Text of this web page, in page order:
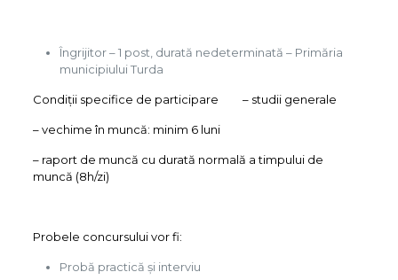
Îngrijitor – 1 post, durată nedeterminată – Primăria
municipiului Turda
Condiţii specifice de participare – studii generale
– vechime în muncă: minim 6 luni
– raport de muncă cu durată normală a timpului de
muncă (8h/zi)
Probele concursului vor fi:
Probă practică și interviu